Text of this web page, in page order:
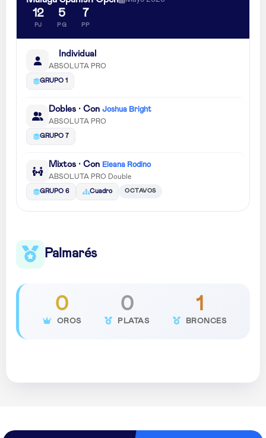
12
PJ
5
PG
7
PP
Individual
ABSOLUTA PRO
GRUPO 1
Dobles · Con Joshua Bright
ABSOLUTA PRO
GRUPO 7
Mixtos · Con Eleana Rodino
ABSOLUTA PRO Double
GRUPO 6 Cuadro OCTAVOS
Palmarés
0
OROS
0
PLATAS
1
BRONCES